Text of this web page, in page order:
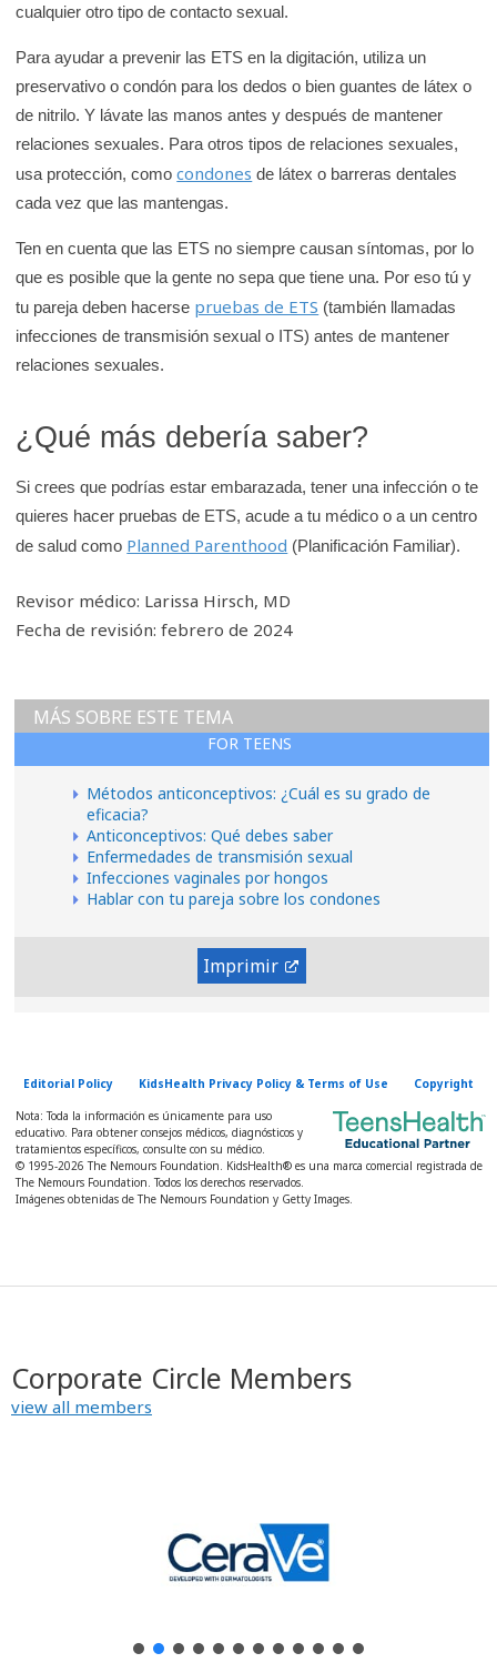
cualquier otro tipo de contacto sexual.
Para ayudar a prevenir las ETS en la digitación, utiliza un
preservativo o condón para los dedos o bien guantes de látex o
de nitrilo. Y lávate las manos antes y después de mantener
relaciones sexuales. Para otros tipos de relaciones sexuales,
usa protección, comocondones de látex o barreras dentales
cada vez que las mantengas.
Ten en cuenta que las ETS no siempre causan síntomas, por lo
que es posible que la gente no sepa que tiene una. Por eso tú y
tu pareja deben hacerse pruebas de ETS (también llamadas
infecciones de transmisión sexual o ITS) antes de mantener
relaciones sexuales.
¿Qué más debería saber?
Si crees que podrías estar embarazada, tener una infección o te
quieres hacer pruebas de ETS, acude a tu médico o a un centro
de salud como Planned Parenthood (Planificación Familiar).
Revisor médico: Larissa Hirsch, MD
Fecha de revisión: febrero de 2024
FOR TEENS
MÁS SOBRE ESTE TEMA
Métodos anticonceptivos: ¿Cuál es su grado de
eficacia?
Anticonceptivos: Qué debes saber
Enfermedades de transmisión sexual
Infecciones vaginales por hongos
Hablar con tu pareja sobre los condones
Imprimir
Editorial Policy KidsHealth Privacy Policy & Terms of Use Copyright
Nota: Toda la información es únicamente para uso
educativo. Para obtener consejos médicos, diagnósticos y
tratamientos específicos, consulte con su médico.
© 1995-2026 The Nemours Foundation. KidsHealth® es una marca comercial registrada de
The Nemours Foundation. Todos los derechos reservados.
Imágenes obtenidas de The Nemours Foundation y Getty Images.
Corporate Circle Members
view all members